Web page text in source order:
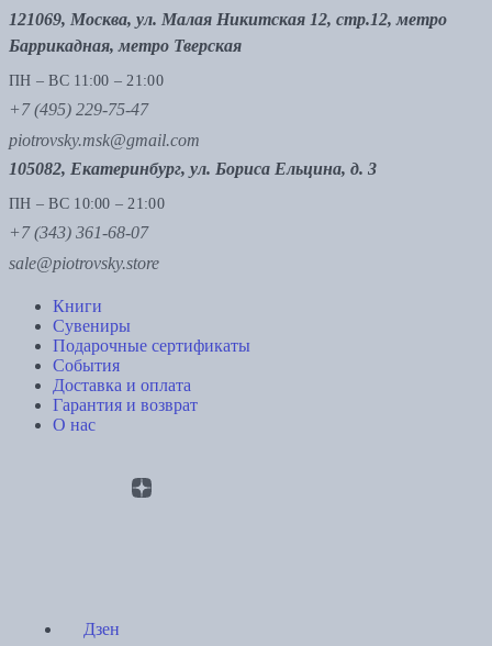
121069, Москва, ул. Малая Никитская 12, стр.12, метро
Баррикадная, метро Тверская
ПН – ВС 11:00 – 21:00
+7 (495) 229-75-47
piotrovsky.msk@gmail.com
105082, Екатеринбург, ул. Бориса Ельцина, д. 3
ПН – ВС 10:00 – 21:00
+7 (343) 361-68-07
sale@piotrovsky.store
Книги
Сувениры
Подарочные сертификаты
События
Доставка и оплата
Гарантия и возврат
О нас
Дзен